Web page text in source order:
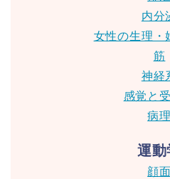
内分
女性の生理・
筋
神経
感覚と
病理
運動
顔面